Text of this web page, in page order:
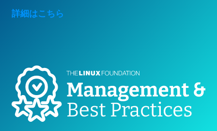
詳細はこちら